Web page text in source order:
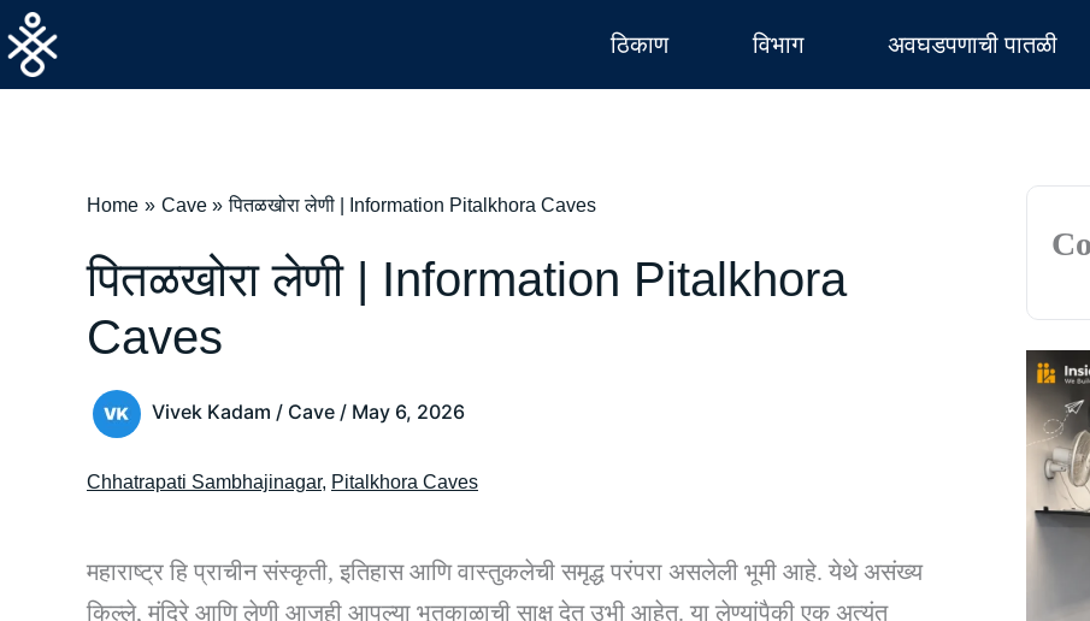
Skip
to
ठिकाण विभाग अवघडपणाची पातळी
Home Cave पितळखोरा लेणी | Information Pitalkhora Caves
पितळखोरा लेणी | Information Pitalkhora
Caves
Vivek Kadam / Cave / May 6, 2026
Chhatrapati Sambhajinagar, Pitalkhora Caves
महाराष्ट्र हि प्राचीन संस्कृती, इतिहास आणि वास्तुकलेची समृद्ध परंपरा असलेली भूमी आहे. येथे असंख्य
किल्ले, मंदिरे आणि लेणी आजही आपल्या भूतकाळाची साक्ष देत उभी आहेत. या लेण्यांपैकी एक अत्यंत